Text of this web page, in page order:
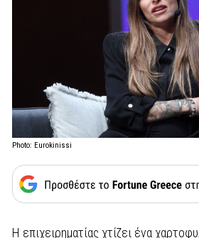
Photo: Eurokinissi
Η επιχειρηματίας χτίζει ένα